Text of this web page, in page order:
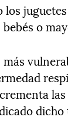
los
o
más
las